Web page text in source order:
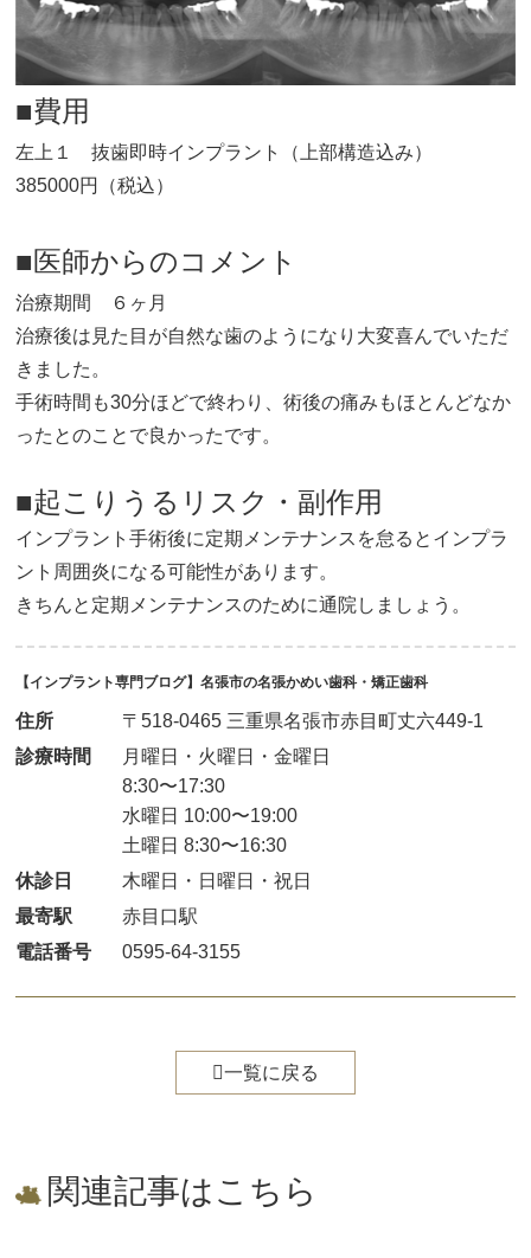
■費用
左上１ 抜歯即時インプラント（上部構造込み）
385000円（税込）
■医師からのコメント
治療期間 ６ヶ月
治療後は見た目が自然な歯のようになり大変喜んでいただ
きました。
手術時間も30分ほどで終わり、術後の痛みもほとんどなか
ったとのことで良かったです。
■起こりうるリスク・副作用
インプラント手術後に定期メンテナンスを怠るとインプラ
ント周囲炎になる可能性があります。
きちんと定期メンテナンスのために通院しましょう。
【インプラント専門ブログ】名張市の名張かめい歯科・矯正歯科
住所
〒518-0465 三重県名張市赤目町丈六449-1
診療時間
月曜日・火曜日・金曜日
8:30〜17:30
水曜日 10:00〜19:00
土曜日 8:30〜16:30
休診日
木曜日・日曜日・祝日
最寄駅
赤目口駅
電話番号
0595-64-3155
一覧に戻る
関連記事はこちら